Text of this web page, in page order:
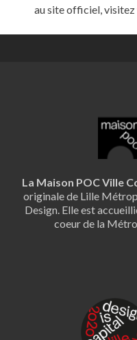
au site officiel, visitez
La Maison POC Ville
originale de Lille
Design. Elle est
coeur de la